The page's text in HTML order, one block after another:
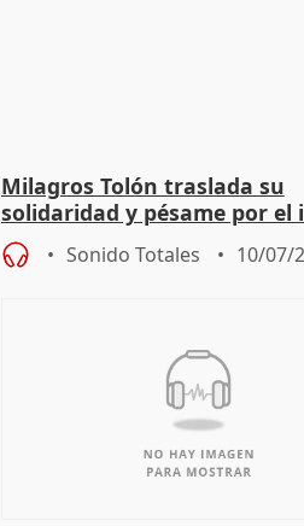
Milagros Tolón traslada su
solidaridad y pésame por el
en Almería
Sonido Totales 10/07/